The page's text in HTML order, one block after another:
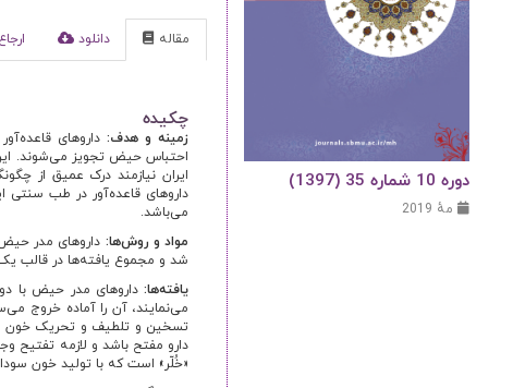
دوره 10 شماره 35 (1397)
مهٔ 2019
مقاله دانلود ارجاع
چکیده
زمینه و هدف:داروهای
ایران نیازمند درک عمیق از
داروهای قاعده‌آور در طب سنتی
می‌باشد.
مواد و روش‌ها: داروهای مدر
شد و مجموع یافته‌ها در قالب یک
یافته‌ها:داروهای مدر حیض با دو
می‌نمایند، آن را آماده خروج
تسخین و تلطیف و تحریک خون
دارو مفتح باشد و لازمه تفتیح
«خُلّر» است که با تولید خون